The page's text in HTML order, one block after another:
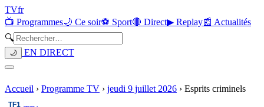
TVfr
📺 Programmes🌙 Ce soir⚽ Sport🔴 Direct▶ Replay📰 Actualités
🔍
🌙 EN DIRECT
Accueil › Programme TV › jeudi 9 juillet 2026 › Esprits criminels